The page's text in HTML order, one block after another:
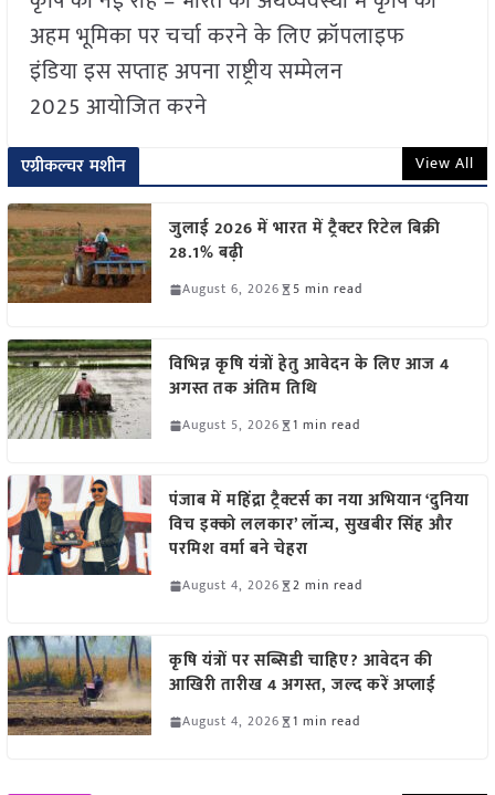
अहम भूमिका पर चर्चा करने के लिए क्रॉपलाइफ
इंडिया इस सप्ताह अपना राष्ट्रीय सम्मेलन
2025 आयोजित करने
एग्रीकल्चर मशीन View All
जुलाई 2026 में भारत में ट्रैक्टर रिटेल बिक्री
28.1% बढ़ी
August 6, 2026 5 min read
विभिन्न कृषि यंत्रों हेतु आवेदन के लिए आज 4
अगस्त तक अंतिम तिथि
August 5, 2026 1 min read
पंजाब में महिंद्रा ट्रैक्टर्स का नया अभियान ‘दुनिया
विच इक्को ललकार’ लॉन्च, सुखबीर सिंह और
परमिश वर्मा बने चेहरा
August 4, 2026 2 min read
कृषि यंत्रों पर सब्सिडी चाहिए? आवेदन की
आखिरी तारीख 4 अगस्त, जल्द करें अप्लाई
August 4, 2026 1 min read